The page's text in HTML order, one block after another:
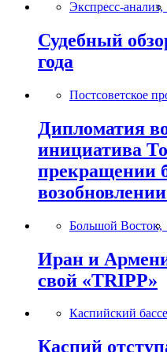
Экспресс-анализ,
Судебный
года
Постсоветское
Дипломатия
инициатива
прекращении
Большой Восток,
Иран и
свой «TRIPP»
Каспийский
Каспий